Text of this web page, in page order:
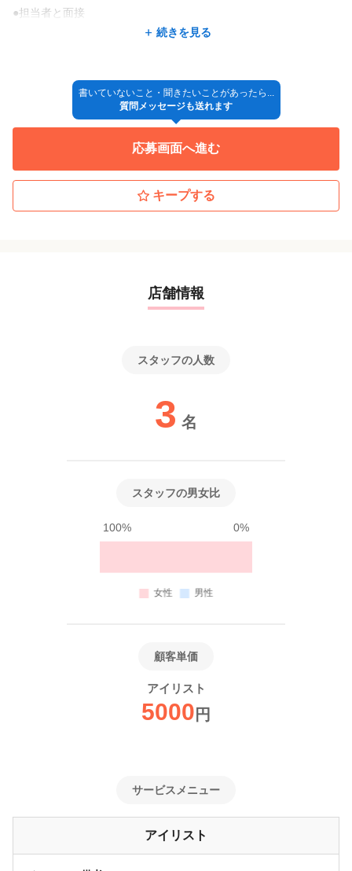
●担当者と面接
<ご応募をご検討いただいている皆様へ>
入社時期に関し柔軟に対応いたしますので、応募時や面接時にお
気兼ねなくご相談ください。
WEB面接にも対応いたします。PCをお持ちでない方もスマホでも
OKです。
続きを見る
書いていないこと・聞きたいことがあったら...
質問メッセージも送れます
応募画面へ進む
キープする
店舗情報
スタッフの人数
3 名
スタッフの男女比
100% 0%
顧客単価
アイリスト
5000 円
サービスメニュー
アイリスト